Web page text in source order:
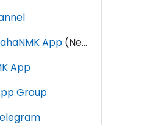
App (New)
App
Group